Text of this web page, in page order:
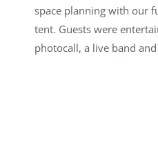
space planning with our
tent. Guests were
photocall, a live band